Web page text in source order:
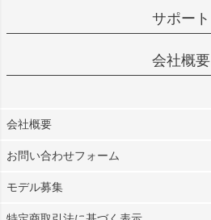
サポート
会社概要
会社概要
お問い合わせフォーム
モデル募集